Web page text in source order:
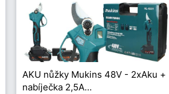
AKU nůžky Mukins 48V - 2xAku +
nabíječka 2,5A…